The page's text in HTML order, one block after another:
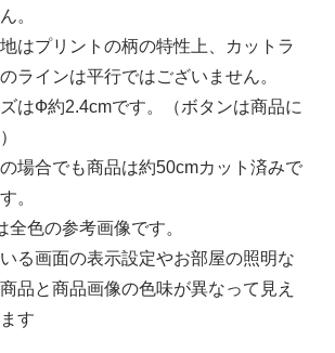
。
はプリントの柄の特性上、カットラ
ラインは平行ではございません。
はФ約2.4cmです。（ボタンは商品に
場合でも商品は約50cmカット済みで
。
色の参考画像です。
る画面の表示設定やお部屋の照明な
品と商品画像の色味が異なって見え
す